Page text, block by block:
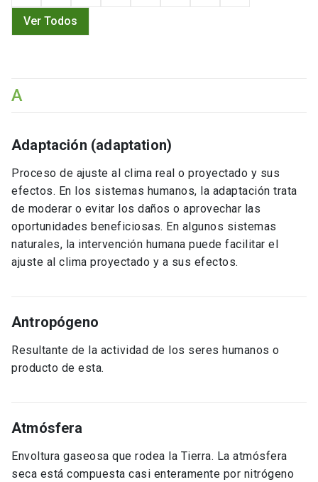
Ver Todos
A
Adaptación (adaptation)
Proceso de ajuste al clima real o proyectado y sus
efectos. En los sistemas humanos, la adaptación trata
de moderar o evitar los daños o aprovechar las
oportunidades beneficiosas. En algunos sistemas
naturales, la intervención humana puede facilitar el
ajuste al clima proyectado y a sus efectos.
Antropógeno
Resultante de la actividad de los seres humanos o
producto de esta.
Atmósfera
Envoltura gaseosa que rodea la Tierra. La atmósfera
seca está compuesta casi enteramente por nitrógeno